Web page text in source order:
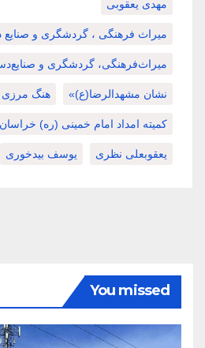
مهدی یعقوبی
میراث فرهنگی ، گردشگری و
میراث‌فرهنگی، گردشگری و
نشان مشهدالرضا(ع)» هنگ مرزی
کمیته امداد امام خمینی (ره)
یعقوبعلی نظری یوسف بیدخوری
You missed